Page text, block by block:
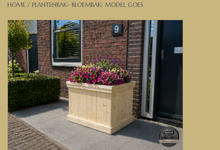
Banken, stoelen &
(Bar)krukken
Hoekbanken
Plantenbakken
Opbergkisten
Zuilen & Pilaren
HOME / PLANTENBAK- BLOEMBAK: MODEL GOES